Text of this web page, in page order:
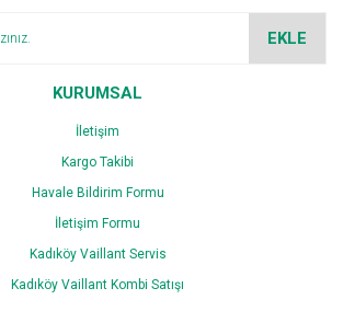
EKLE
KURUMSAL
İletişim
Kargo Takibi
Havale Bildirim Formu
İletişim Formu
Kadıköy Vaillant Servis
Kadıköy Vaillant Kombi Satışı